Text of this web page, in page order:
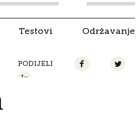
Testovi Održavanje
PODIJELI